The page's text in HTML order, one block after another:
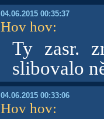
04.06.2015 00:35:37
Hov hov:
Ty zasr.
slibovalo
04.06.2015 00:33:06
Hov hov: